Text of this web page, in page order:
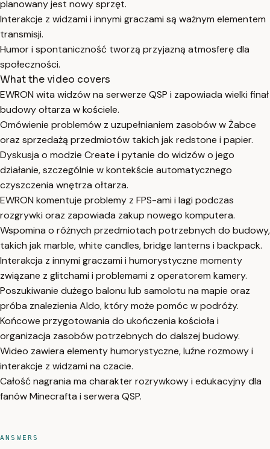
planowany jest nowy sprzęt.
Interakcje z widzami i innymi graczami są ważnym elementem
transmisji.
Humor i spontaniczność tworzą przyjazną atmosferę dla
społeczności.
What the video covers
EWRON wita widzów na serwerze QSP i zapowiada wielki finał
budowy ołtarza w kościele.
Omówienie problemów z uzupełnianiem zasobów w Żabce
oraz sprzedażą przedmiotów takich jak redstone i papier.
Dyskusja o modzie Create i pytanie do widzów o jego
działanie, szczególnie w kontekście automatycznego
czyszczenia wnętrza ołtarza.
EWRON komentuje problemy z FPS-ami i lagi podczas
rozgrywki oraz zapowiada zakup nowego komputera.
Wspomina o różnych przedmiotach potrzebnych do budowy,
takich jak marble, white candles, bridge lanterns i backpack.
Interakcja z innymi graczami i humorystyczne momenty
związane z glitchami i problemami z operatorem kamery.
Poszukiwanie dużego balonu lub samolotu na mapie oraz
próba znalezienia Aldo, który może pomóc w podróży.
Końcowe przygotowania do ukończenia kościoła i
organizacja zasobów potrzebnych do dalszej budowy.
Wideo zawiera elementy humorystyczne, luźne rozmowy i
interakcje z widzami na czacie.
Całość nagrania ma charakter rozrywkowy i edukacyjny dla
fanów Minecrafta i serwera QSP.
ANSWERS